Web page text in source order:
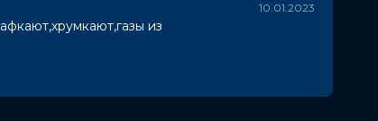
10.01.2023
из